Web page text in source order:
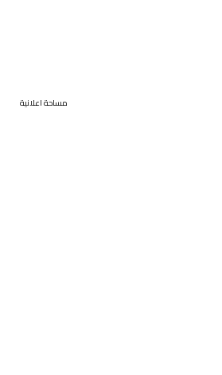
مساحة اعلانية